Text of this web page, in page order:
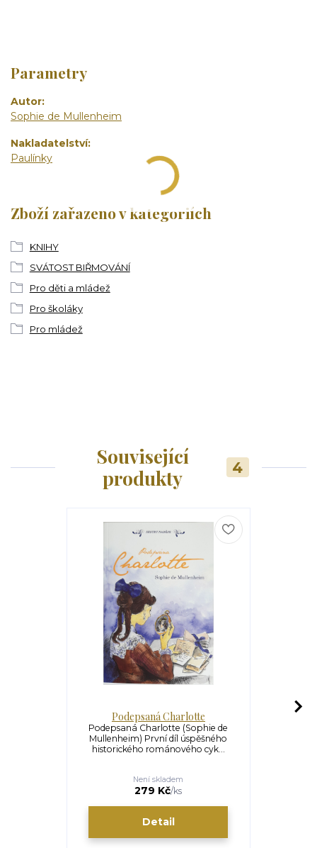
Parametry
Autor
Sophie de Mullenheim
Nakladatelství
Paulínky
Zboží zařazeno v kategoriích
KNIHY
SVÁTOST BIŘMOVÁNÍ
Pro děti a mládež
Pro školáky
Pro mládež
Související
produkty
4
Podepsaná Charlotte
Podepsaná Charlotte (Sophie de
Mullenheim) První díl úspěšného
historického románového cyk...
279 Kč/ks
Není skladem
Detail